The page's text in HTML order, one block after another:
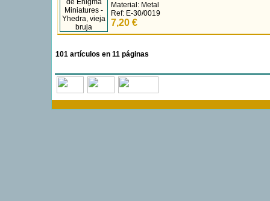
Material: Metal
Ref: E-30/0019
7,20 €
101 artículos en 11 páginas